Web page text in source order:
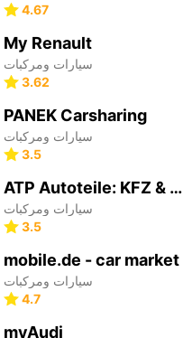
4.67
My Renault
سيارات ومركبات
3.62
PANEK Carsharing
سيارات ومركبات
3.5
ATP Autoteile: KFZ & PKW Teile
سيارات ومركبات
3.5
mobile.de - car market
سيارات ومركبات
4.7
myAudi